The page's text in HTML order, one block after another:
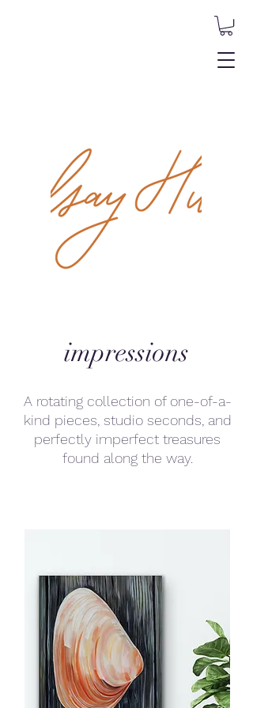
impressions
A rotating collection of one-of-a-
kind pieces, studio seconds, and
perfectly imperfect treasures
found along the way.